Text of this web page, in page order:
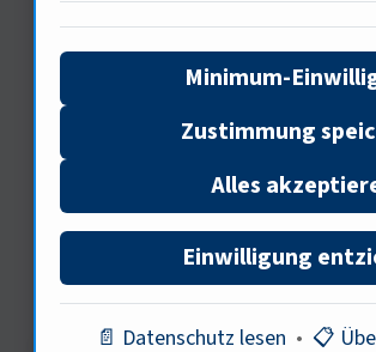
nächsten Experten, wie
Faktoren das Vertrauen in
beeinflussen.
Ökonomische
Minimum-
Zustimmung
Alles
Einwilligung
📄 Datenschutz lesen • 📋